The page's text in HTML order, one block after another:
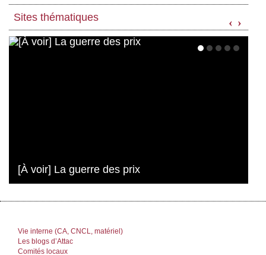
Sites thématiques
[À voir] La guerre des prix
‹ ›
Vie interne (CA, CNCL, matériel)
Les blogs d’Attac
Comités locaux